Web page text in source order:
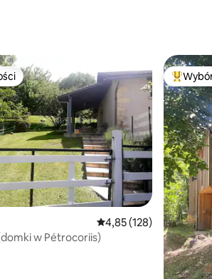
Średnia ocena: 4,85 na
4,85 (128)
w Pétrocoriis)